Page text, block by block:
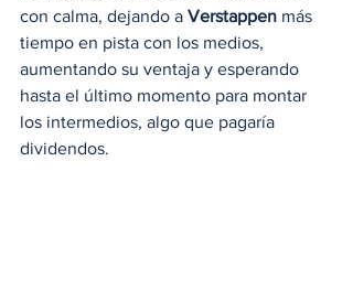
con calma, dejando a Verstappen más
tiempo en pista con los medios,
aumentando su ventaja y esperando
hasta el último momento para montar
los intermedios, algo que pagaría
dividendos.